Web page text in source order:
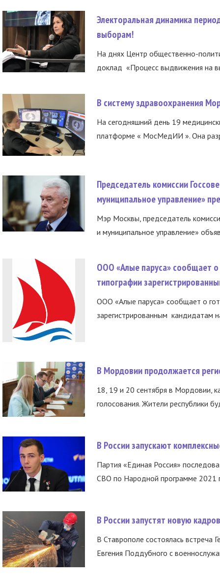
Электоральная динамика
выборам!
На днях Центр общественно-
доклад «Процесс выдвижения на
В систему здравоохранения
На сегодняшний день 19
платформе « МосМедИИ ». Она
Председатель комиссии
муниципальное управление»
Мэр Москвы, председатель
и муниципальное управление»
ООО «Алые паруса» сообщает о
типографии
ООО «Алые паруса» сообщает о
зарегистрированным кандидатам
В Мордовии продолжается
18, 19 и 20 сентября в Мордовии,
голосования. Жители республики
В России запускают
Партия «Единая Россия»
СВО по Народной программе 2021
В России запустят новую
В Ставрополе состоялась встреча
Евгения Поддубного с